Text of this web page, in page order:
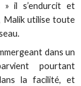
» il s’endurcit et
Malik utilise toute
dans un
pourtant
la facilité, et